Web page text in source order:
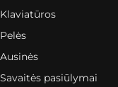
Klaviatūros
Pelės
Ausinės
Savaitės pasiūlymai